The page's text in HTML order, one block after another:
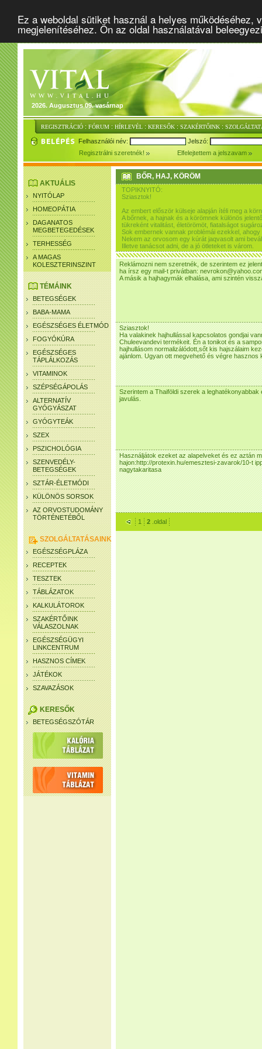
Ez a weboldal sütiket használ a helyes
megjelenítéséhez. Ön az oldal használatával
2026. Augusztus 09. vasárnap
REGISZTRÁCIÓ : FÓRUM : HÍRLEVÉL : KERESŐK : SZAKÉRTŐINK :
Felhasználói név:
Jelszó:
Regisztrálni szeretnék!
Elfelejtettem a jelszavam
AKTUÁLIS
NYITÓLAP
HOMEOPÁTIA
DAGANATOS
MEGBETEGEDÉSEK
TERHESSÉG
A MAGAS
KOLESZTERINSZINT
TÉMÁINK
BETEGSÉGEK
BABA-MAMA
EGÉSZSÉGES ÉLETMÓD
FOGYÓKÚRA
EGÉSZSÉGES
TÁPLÁLKOZÁS
VITAMINOK
SZÉPSÉGÁPOLÁS
ALTERNATÍV
GYÓGYÁSZAT
GYÓGYTEÁK
SZEX
PSZICHOLÓGIA
SZENVEDÉLY-
BETEGSÉGEK
SZTÁR-ÉLETMÓDI
KÜLÖNÖS SORSOK
AZ ORVOSTUDOMÁNY
TÖRTÉNETÉBŐL
SZOLGÁLTATÁSAINK
EGÉSZSÉGPLÁZA
RECEPTEK
TESZTEK
TÁBLÁZATOK
KALKULÁTOROK
SZAKÉRTŐINK
VÁLASZOLNAK
EGÉSZSÉGÜGYI
LINKCENTRUM
HASZNOS CÍMEK
JÁTÉKOK
SZAVAZÁSOK
KERESŐK
BETEGSÉGSZÓTÁR
BŐR, HAJ, KÖRÖM
TOPIKNYITÓ:
Sziasztok!
Az embert először külseje alapján ítéli meg a
A bőrnek, a hajnak és a körömnek különös
tükreként vitalitást, életörömöt, fiatalságot
Sok embernek vannak problémái ezekkel,
Nekem az orvosom egy kúrát jaqvasolt ami
Illetve tanácsot adni, de a jó ötleteket is várom.
Reklámozni nem szeretnék, de szerintem ez
ha írsz egy mail-t privátban:
A másik a hajhagymák elhalása, ami szintén
Sziasztok!
Ha valakinek hajhullással kapcsolatos gondjai
Chuleevandevi termékeit. Én a tonikot és a
hajhullásom normalizálódott,sőt kis hajszálaim
ajánlom. Ugyan ott megvehető és végre hasznos
Szerintem a Thaiföldi szerek a
javulás.
Használjátok ezeket az alapelveket és ez aztán
hajon:http://protexin.hu/emesztesi-zavarok/10-t
nagytakaritasa
1 2 .oldal